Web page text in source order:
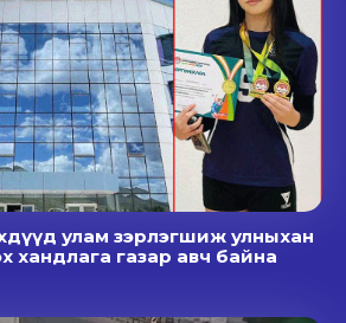
улам зэрлэгшиж улныхан
хандлага газар авч байна